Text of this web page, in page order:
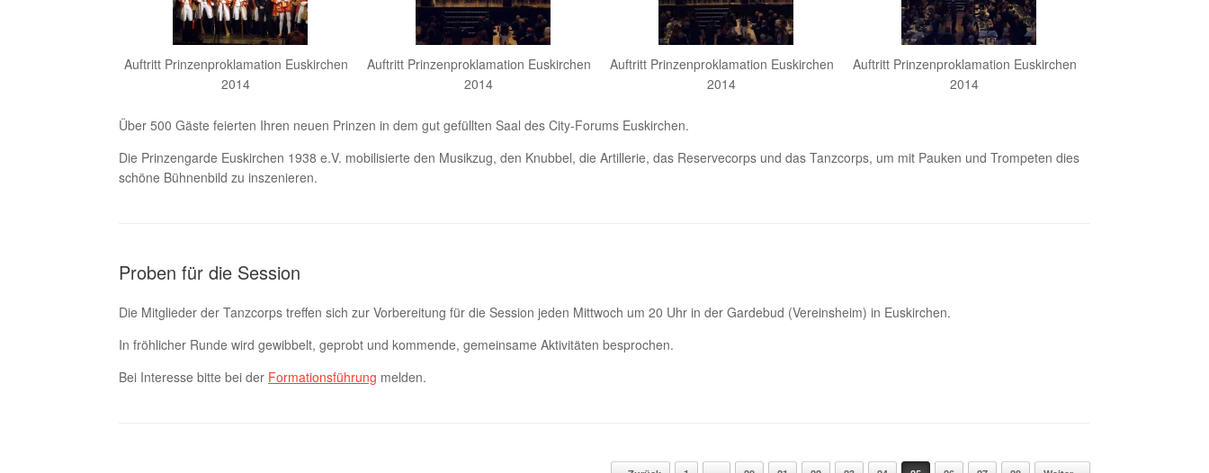
Auftritt Prinzenproklamation Euskirchen
2014
Auftritt Prinzenproklamation Euskirchen
2014
Auftritt Prinzenproklamation Euskirchen
2014
Auftritt Prinzenproklamation Euskirchen
2014
Über 500 Gäste feierten Ihren neuen Prinzen in dem gut gefüllten Saal des City-Forums Euskirchen.
Die Prinzengarde Euskirchen 1938 e.V. mobilisierte den Musikzug, den Knubbel, die Artillerie, das Reservecorps und das Tanzcorps, um mit Pauken und Trompeten dies
schöne Bühnenbild zu inszenieren.
Proben für die Session
Die Mitglieder der Tanzcorps treffen sich zur Vorbereitung für die Session jeden Mittwoch um 20 Uhr in der Gardebud (Vereinsheim) in Euskirchen.
In fröhlicher Runde wird gewibbelt, geprobt und kommende, gemeinsame Aktivitäten besprochen.
Bei Interesse bitte bei der Formationsführung melden.